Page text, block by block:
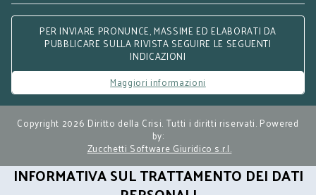
PER INVIARE PRONUNCE, MASSIME ED ELABORATI DA
PUBBLICARE SULLA RIVISTA SEGUIRE LE SEGUENTI
INDICAZIONI
Maggiori informazioni
Copyright 2026 Diritto della Crisi. Tutti i diritti riservati. Powered
by:
Zucchetti Software Giuridico s.r.l.
INFORMATIVA SUL TRATTAMENTO DEI DATI